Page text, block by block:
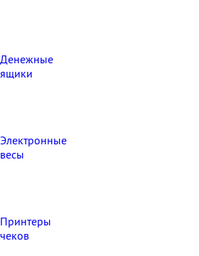
Денежные
ящики
Электронные
весы
Принтеры
чеков